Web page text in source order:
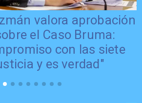
valora aprobación
el Caso Bruma:
con las siete
y es verdad"